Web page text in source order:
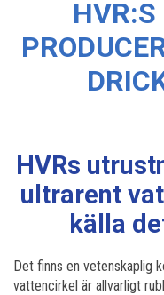
HVRs
ultrarent
källa
Det finns en vetenskaplig
vattencirkel är allvarligt